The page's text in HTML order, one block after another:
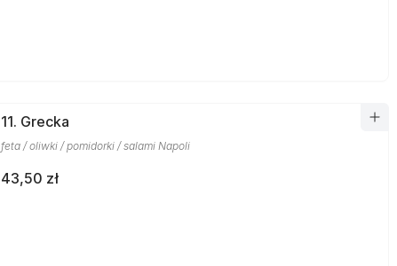
11. Grecka
feta / oliwki / pomidorki / salami Napoli
43,50 zł